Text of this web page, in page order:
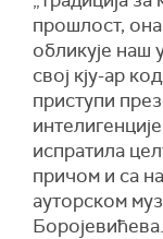
прошлост, она
обликује наш
свој кју-ар
приступи
испратила
причом и са
ауторском
Боројевићева.